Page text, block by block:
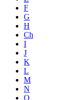
F
G
H
Ch
I
J
K
L
M
N
O